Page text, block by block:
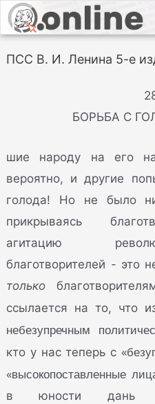
ПСС В. И. Ленина 5-е
БОРЬБА С
шие народу на его
вероятно, и другие
голода! Но не было
прикрываясь
агитацию
благотворителей - это
только
ссылается на то, что
небезупречным
кто у нас теперь с
«высокопоставленные
в юности дань